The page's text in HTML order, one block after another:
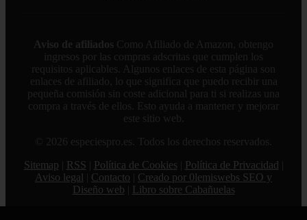
Aviso de afiliados Como Afiliado de Amazon, obtengo
ingresos por las compras adscritas que cumplen los
requisitos aplicables. Algunos enlaces de esta página son
enlaces de afiliado, lo que significa que puedo recibir una
pequeña comisión sin coste adicional para ti si realizas una
compra a través de ellos. Esto ayuda a mantener y mejorar
este sitio web.
© 2026 especiespro.es. Todos los derechos reservados.
Sitemap
RSS Política de Cookies Política de Privacidad
Aviso legal
Contacto
Creado por 0lemiswebs SEO y
Diseño web
Libro sobre Cabañuelas